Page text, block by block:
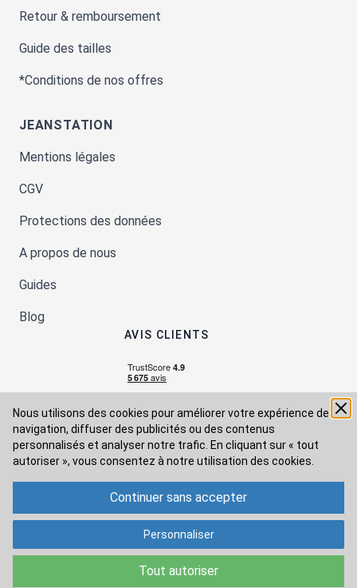
Nous utilisons des cookies pour améliorer votre expérience de
navigation, diffuser des publicités ou des contenus
personnalisés et analyser notre trafic. En cliquant sur « tout
autoriser », vous consentez à notre utilisation des cookies.
Tout autoriser
Continuer sans accepter
Personnaliser
Retour & remboursement
Guide des tailles
*Conditions de nos offres
JEANSTATION
Mentions légales
CGV
Protections des données
A propos de nous
Guides
Blog
AVIS CLIENTS
Moyens de paiement
Modes de livraison